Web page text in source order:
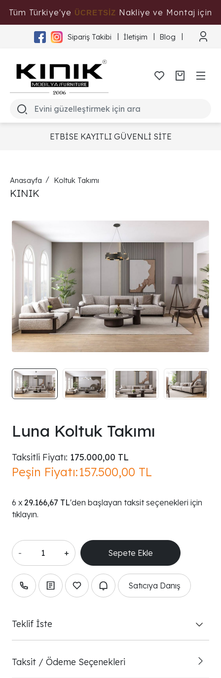
Tüm Türkiye'ye ÜCRETSİZ Nakliye ve Montaj için
Tıklayınız
Sipariş Takibi İletişim Blog
ETBİSE KAYITLI GÜVENLİ SİTE
Anasayfa Koltuk Takımı
KINIK
Luna Koltuk Takımı
Taksitli Fiyatı: 175.000,00 TL
Peşin Fiyatı:157.500,00 TL
29.166,67 TL'den başlayan taksit seçenekleri için
tıklayın.
- +
Satıcıya Danış
Teklif İste
Taksit / Ödeme Seçenekleri